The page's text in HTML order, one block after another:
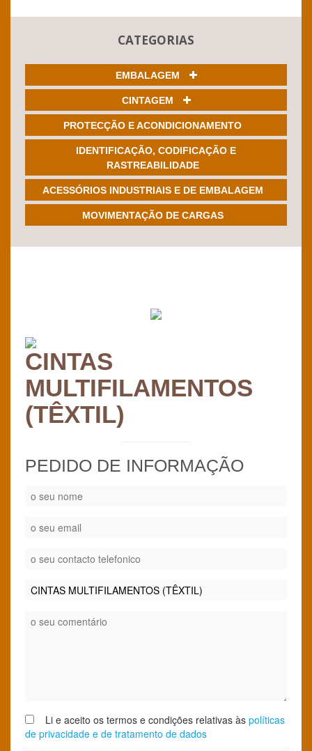
CATEGORIAS
EMBALAGEM
CINTAGEM
PROTECÇÃO E ACONDICIONAMENTO
IDENTIFICAÇÃO, CODIFICAÇÃO E
RASTREABILIDADE
ACESSÓRIOS INDUSTRIAIS E DE EMBALAGEM
MOVIMENTAÇÃO DE CARGAS
CINTAS
MULTIFILAMENTOS
(TÊXTIL)
PEDIDO DE INFORMAÇÃO
Li e aceito os termos e condições relativas às políticas
de privacidade e de tratamento de dados